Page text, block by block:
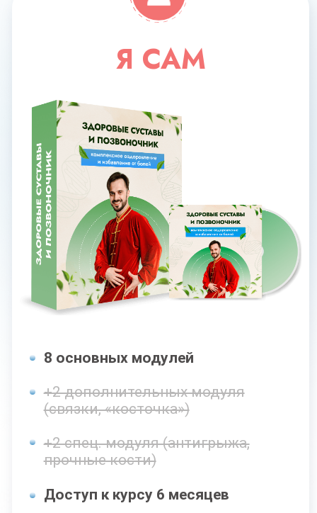
17 700 руб
Оформить заявку
Доступ к курсу 6 месяцев
Брошюры, методички, чек-листы
Доступ к МАСТЕР-ГРУППЕ
на протяжении 5 месяцев
29 500 РУБ СКИДКА 40%